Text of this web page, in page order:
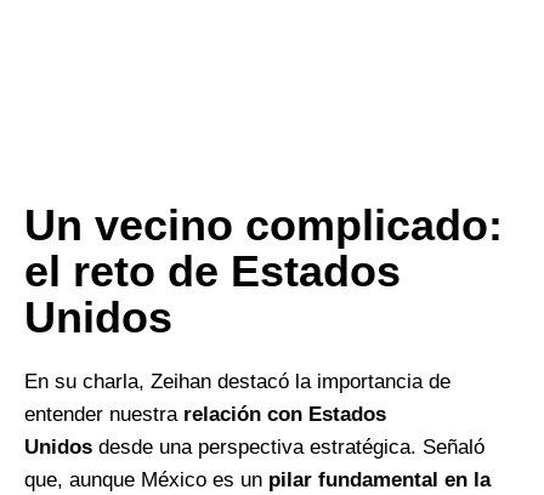
Un vecino complicado:
el reto de Estados
Unidos
En su charla, Zeihan destacó la importancia de
entender nuestra relación con Estados
Unidos desde una perspectiva estratégica. Señaló
que, aunque México es un pilar fundamental en la